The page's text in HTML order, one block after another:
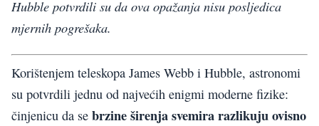
Hubble potvrdili su da ova opažanja nisu posljedica
mjernih pogrešaka.
Korištenjem teleskopa James Webb i Hubble, astronomi
su potvrdili jednu od najvećih enigmi moderne fizike:
činjenicu da se brzine širenja svemira razlikuju ovisno